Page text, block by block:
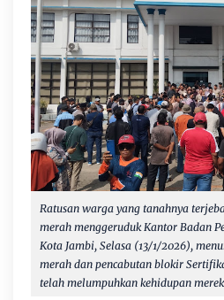
Ratusan warga yang tanahnya
merah menggeruduk Kantor Badan
Kota Jambi, Selasa (13/1/2026),
merah dan pencabutan blokir
telah melumpuhkan kehidupan